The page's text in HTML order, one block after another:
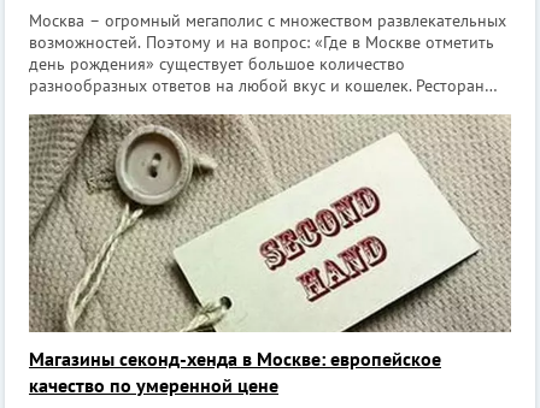
Москва – огромный мегаполис с множеством развлекательных
возможностей. Поэтому и на вопрос: «Где в Москве отметить
день рождения» существует большое количество
разнообразных ответов на любой вкус и кошелек. Ресторан
места, где можн
Магазины секонд-хенда в Москве: европейское
качество по умеренной цене